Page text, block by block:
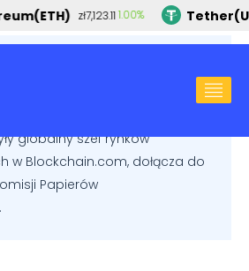
Jak zmiany kadrowe
kryptowalut
globalny szef rynków
w Blockchain.com, dołącza do
Papierów
zł7,123.111.00%